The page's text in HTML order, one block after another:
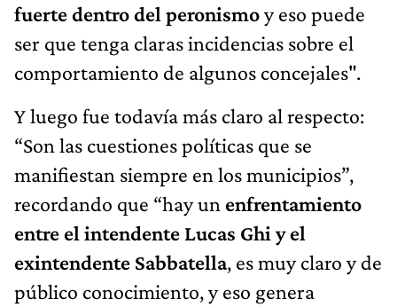
fuerte dentro del peronismoy eso puede
ser que tenga claras incidencias sobre el
comportamiento de algunos concejales".
Y luego fue todavía más claro al respecto:
“Son las cuestiones políticas que se
manifiestan siempre en los municipios”,
recordando que “hay un enfrentamiento
entre el intendente Lucas Ghi y el
exintendente Sabbatella, es muy claro y de
público conocimiento, y eso genera